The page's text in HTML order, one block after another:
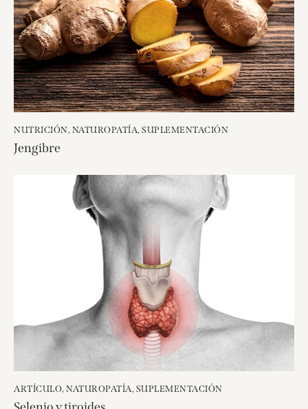
NUTRICIÓN, NATUROPATÍA, SUPLEMENTACIÓN
Jengibre
ARTÍCULO, NATUROPATÍA, SUPLEMENTACIÓN